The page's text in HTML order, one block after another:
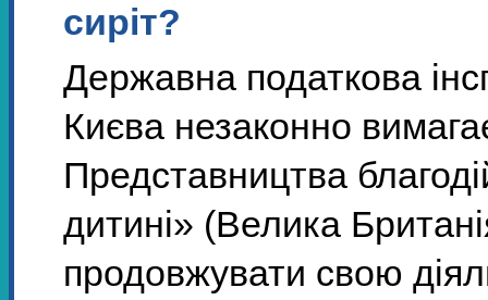
сиріт?
Державна податкова
Києва незаконно
Представництва
дитині» (Велика
продовжувати свою